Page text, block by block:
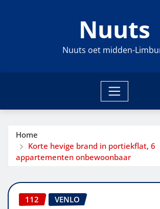
Nuuts
Nuuts oet midden-
Home
Korte hevige brand in portiekflat, 6
appartementen onbewoonbaar
112 VENLO